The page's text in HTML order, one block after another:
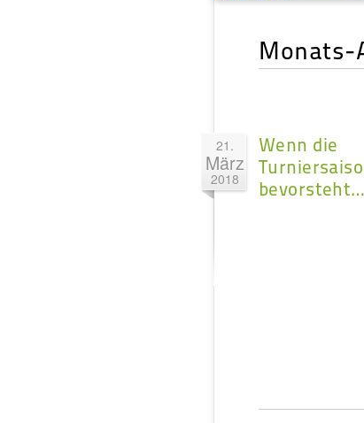
Monats-
21.
März
2018
Wenn die
bevorsteht…